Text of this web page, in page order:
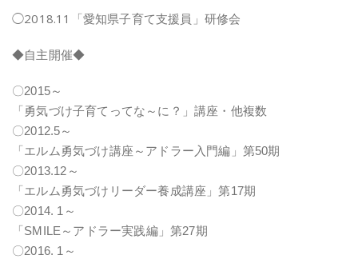
◯2018.11「愛知県子育て支援員」研修会
◆自主開催◆
〇2015～
「勇気づけ子育てってな～に？」講座・他複数
〇2012.5～
「エルム勇気づけ講座～アドラー入門編」第50期
〇2013.12～
「エルム勇気づけリーダー養成講座」第17期
〇2014. 1～
「SMILE～アドラー実践編」第27期
〇2016. 1～